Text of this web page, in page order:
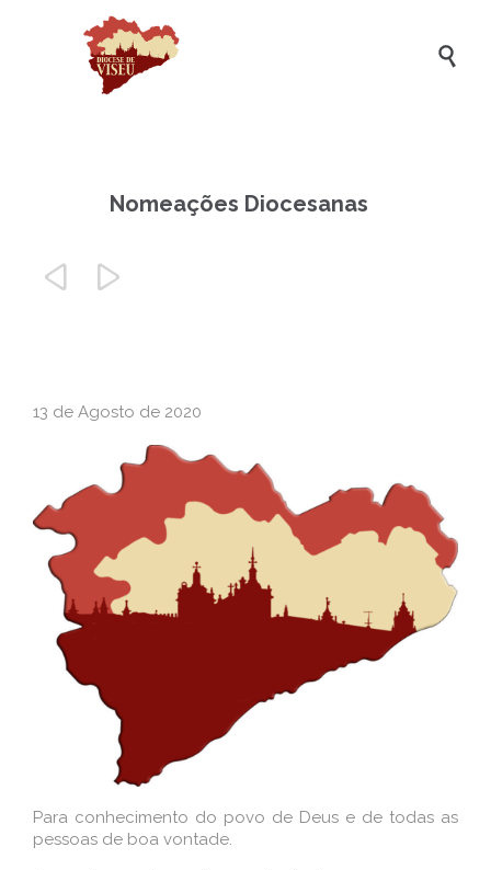

Nomeações Diocesanas
 
13 de Agosto de 2020
Para conhecimento do povo de Deus e de todas as
pessoas de boa vontade.